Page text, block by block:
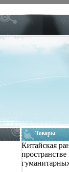
Товары
Китайская